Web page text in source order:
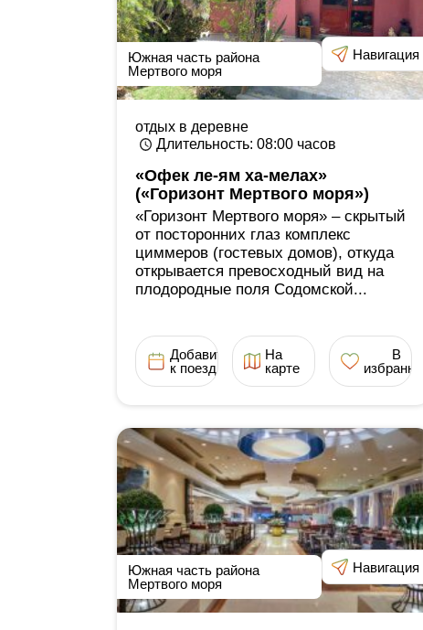
Южная часть района
Мертвого моря
Навигация
отдых в деревне
Длительность: 08:00 часов
«Офек ле-ям ха-мелах»
(«Горизонт Мертвого моря»)
«Горизонт Мертвого моря» ‒ скрытый
от посторонних глаз комплекс
циммеров (гостевых домов), откуда
открывается превосходный вид на
плодородные поля Содомской...
Добавить
к поездке
На
карте
В
избранное
Южная часть района
Мертвого моря
Навигация